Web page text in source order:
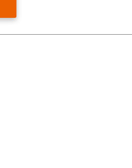
ことが困難であると
力する必要がある場
の項目，共同して利
する際、広告宣伝に
いをこれらの第三者
ては、お使いのブ